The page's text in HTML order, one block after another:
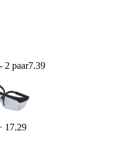
2 paar7.39
17.29